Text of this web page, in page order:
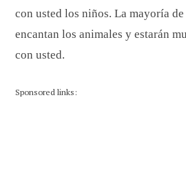
con usted los niños. La mayoría
encantan los animales y estarán
con usted.
Sponsored links: